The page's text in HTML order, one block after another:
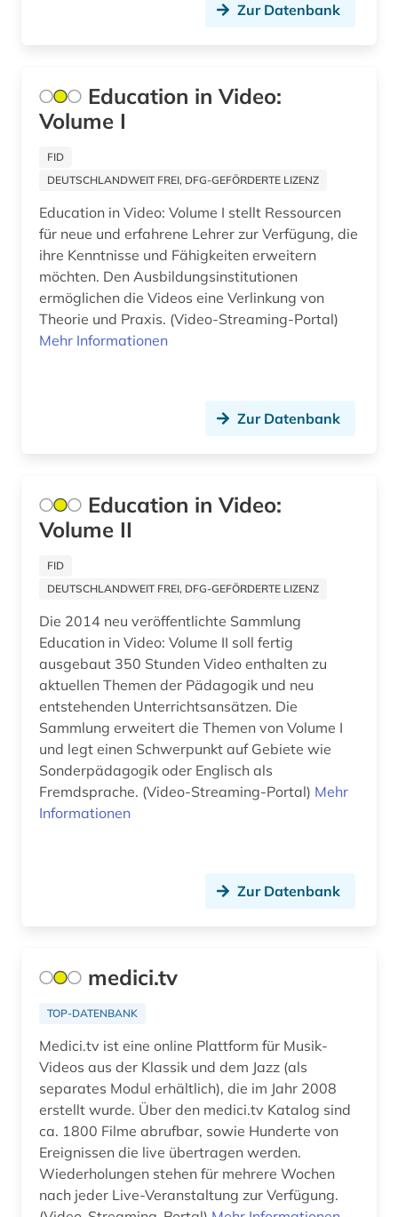
australien (3)
außenhandel (2)
außenpolitik (1)
avantgarde (2)
bad reichenhall (1)
ballett (1)
baum (2)
bauvorhaben (1)
bauwerk (2)
bauzeichnung (1)
bayerische staatsgemäldesammlungen (1)
bayern (6)
bekleidung (1)
belgische fotografie (1)
belgische kultur (1)
belgische kunst (1)
benin (1)
bergbau (1)
Skandinavien (2)
Slowenien (1)
Spanien (8)
Suedamerika (9)
Suedasien (2)
Suedostasien (1)
Tschechische Republik (5)
USA (27)
Ukraine (7)
Zypern (1)
Zur Datenbank
Education in Video:
Volume I
FID
DEUTSCHLANDWEIT FREI, DFG-GEFÖRDERTE LIZENZ
Education in Video: Volume I stellt Ressourcen
für neue und erfahrene Lehrer zur Verfügung, die
ihre Kenntnisse und Fähigkeiten erweitern
möchten. Den Ausbildungsinstitutionen
ermöglichen die Videos eine Verlinkung von
Theorie und Praxis. (Video-Streaming-Portal)
Mehr Informationen
Zur Datenbank
Education in Video:
Volume II
FID
DEUTSCHLANDWEIT FREI, DFG-GEFÖRDERTE LIZENZ
Die 2014 neu veröffentlichte Sammlung
Education in Video: Volume II soll fertig
ausgebaut 350 Stunden Video enthalten zu
aktuellen Themen der Pädagogik und neu
entstehenden Unterrichtsansätzen. Die
Sammlung erweitert die Themen von Volume I
und legt einen Schwerpunkt auf Gebiete wie
Sonderpädagogik oder Englisch als
Fremdsprache. (Video-Streaming-Portal) Mehr
Informationen
Zur Datenbank
medici.tv
TOP-DATENBANK
Medici.tv ist eine online Plattform für Musik-
Videos aus der Klassik und dem Jazz (als
separates Modul erhältlich), die im Jahr 2008
erstellt wurde. Über den medici.tv Katalog sind
ca. 1800 Filme abrufbar, sowie Hunderte von
Ereignissen die live übertragen werden.
Wiederholungen stehen für mehrere Wochen
nach jeder Live-Veranstaltung zur Verfügung.